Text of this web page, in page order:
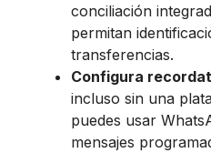
conciliación
permitan
transferencias.
Configura
incluso sin una
puedes usar
mensajes